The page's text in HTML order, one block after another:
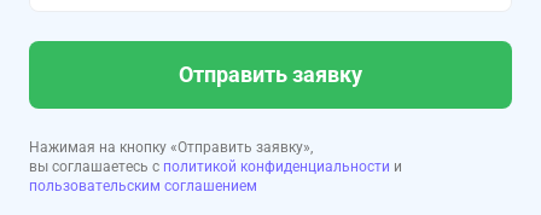
Отправить заявку
Нажимая на кнопку «Отправить заявку»,
вы соглашаетесь с политикой конфиденциальности и
пользовательским соглашением